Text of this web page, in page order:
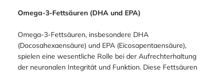
Omega-3-Fettsäuren (DHA und EPA)
Omega-3-Fettsäuren, insbesondere DHA
(Docosahexaensäure) und EPA (Eicosapentaensäure),
spielen eine wesentliche Rolle bei der Aufrechterhaltung
der neuronalen Integrität und Funktion. Diese Fettsäuren